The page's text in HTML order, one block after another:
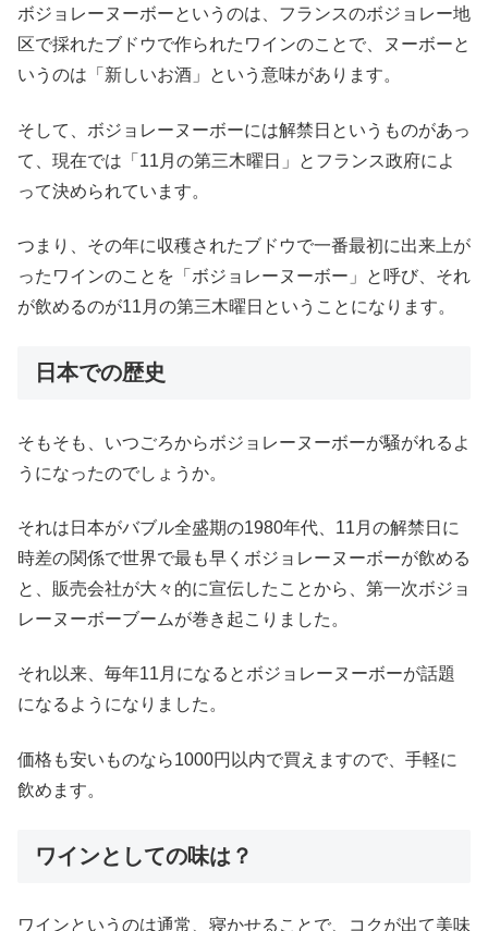
ボジョレーヌーボーというのは、フランスのボジョレー地
区で採れたブドウで作られたワインのことで、ヌーボーと
いうのは「新しいお酒」という意味があります。
そして、ボジョレーヌーボーには解禁日というものがあっ
て、現在では「11月の第三木曜日」とフランス政府によ
って決められています。
つまり、その年に収穫されたブドウで一番最初に出来上が
ったワインのことを「ボジョレーヌーボー」と呼び、それ
が飲めるのが11月の第三木曜日ということになります。
日本での歴史
そもそも、いつごろからボジョレーヌーボーが騒がれるよ
うになったのでしょうか。
それは日本がバブル全盛期の1980年代、11月の解禁日に
時差の関係で世界で最も早くボジョレーヌーボーが飲める
と、販売会社が大々的に宣伝したことから、第一次ボジョ
レーヌーボーブームが巻き起こりました。
それ以来、毎年11月になるとボジョレーヌーボーが話題
になるようになりました。
価格も安いものなら1000円以内で買えますので、手軽に
飲めます。
ワインとしての味は？
ワインというのは通常、寝かせることで、コクが出て美味